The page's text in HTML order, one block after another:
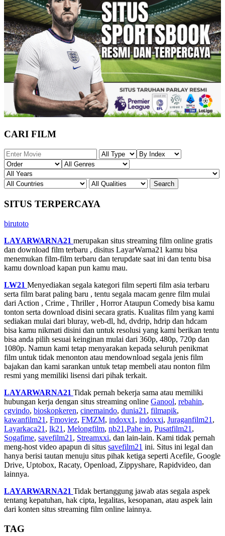
CARI FILM
SITUS TERPERCAYA
birutoto
LAYARWARNA21 merupakan situs streaming film online gratis
dan download film terbaru , disitus LayarWarna21 kamu bisa
menemukan film-film terbaru dan terupdate saat ini dan tentu bisa
kamu download kapan pun kamu mau.
LW21 Menyediakan segala kategori film seperti film asia terbaru
serta film barat paling baru , tentu segala macam genre film mulai
dari Action , Crime , Thriller , Horror Ataupun Comedy bisa kamu
tonton serta download disini secara gratis. Kualitas film yang kami
sediakan mulai dari bluray, web-dl, hd, dvdrip, hdrip dan hdcam
bisa kamu nikmati disini dan untuk resolusi yang kami berikan tentu
bisa anda pilih sesuai keinginan mulai dari 360p, 480p, 720p dan
1080p. Namun kami tetap menyarakan kepada seluruh penikmat
film untuk tidak menonton atau mendownload segala jenis film
bajakan dan kami sarankan untuk tetap membeli atau nonton film
resmi yang memiliki lisensi dari pihak terkait.
LAYARWARNA21 Tidak pernah bekerja sama atau memiliki
hubungan kerja dengan situs streaming online Ganool, rebahin,
cgvindo, bioskopkeren, cinemaindo, dunia21 , filmapik,
kawanfilm21 , Fmoviez, FMZM, indoxx1 , indoxxi, Juraganfilm21 ,
Layarkaca21 , lk21 , Melongfilm, nb21 ,Pahe in, Pusatfilm21 ,
Sogafime, savefilm21 , Streamxxi, dan lain-lain. Kami tidak pernah
meng-host video apapun di situs savefilm21 ini. Situs ini legal dan
hanya berisi tautan menuju situs pihak ketiga seperti Acefile, Google
Drive, Uptobox, Racaty, Openload, Zippyshare, Rapidvideo, dan
lainnya.
LAYARWARNA21 Tidak bertanggung jawab atas segala aspek
tentang kepatuhan, hak cipta, legalitas, kesopanan, atau aspek lain
dari konten situs streaming film online lainnya.
TAG